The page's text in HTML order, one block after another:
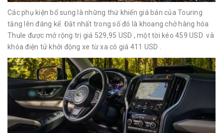
Các phụ kiện bổ sung là những thứ khiến giá bán của Touring
tăng lên đáng kể. Đắt nhất trong số đó là khoang chở hàng hóa
Thule được mở rộng trị giá 529,95 USD , một tời kéo 459 USD và
khóa điện tử khởi động xe từ xa có giá 411 USD .